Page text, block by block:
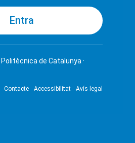
de Catalunya ·
Contacte Accessibilitat Avís legal